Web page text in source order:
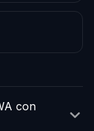
con